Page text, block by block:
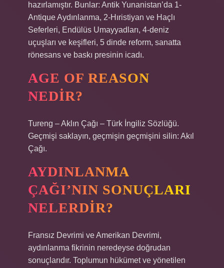
hazırlamıştır. Bunlar: Antik Yunanistan’da 1-
Antique Aydınlanma, 2-Hıristiyan ve Haçlı
Seferleri, Endülüs Umayyadları, 4-deniz
uçuşları ve keşifleri, 5 dinde reform, sanatta
rönesans ve baskı presinin icadı.
AGE OF REASON
NEDIR?
Tureng – Aklın Çağı – Türk İngiliz Sözlüğü.
Geçmişi saklayın, geçmişin geçmişini silin: Akıl
Çağı.
AYDINLANMA
ÇAĞI’NIN SONUÇLARI
NELERDIR?
Fransız Devrimi ve Amerikan Devrimi,
aydınlanma fikrinin neredeyse doğrudan
sonuçlarıdır. Toplumun hükümet ve yönetilen